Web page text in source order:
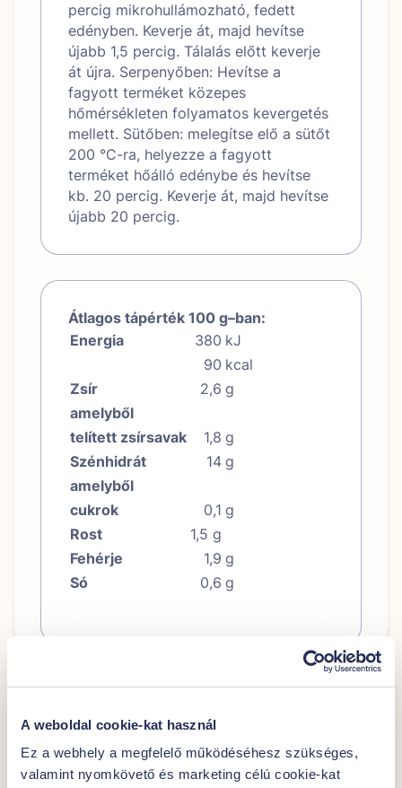
A weboldal cookie-kat használ
Ez a webhely a megfelelő működéséhesz szükséges,
valamint nyomkövető és marketing célú cookie-kat
percig mikrohullámozható, fedett
edényben. Keverje át, majd hevítse
újabb 1,5 percig. Tálalás előtt keverje
át újra. Serpenyőben: Hevítse a
fagyott terméket közepes
hőmérsékleten folyamatos kevergetés
mellett. Sütőben: melegítse elő a sütőt
200 °C-ra, helyezze a fagyott
terméket hőálló edénybe és hevítse
kb. 20 percig. Keverje át, majd hevítse
újabb 20 percig.
Átlagos tápérték 100 g–ban:
Energia
380 kJ
90 kcal
Zsír
2,6 g
amelyből
telített zsírsavak
1,8 g
Szénhidrát
14 g
amelyből
cukrok
0,1 g
Rost
1,5 g
Fehérje
1,9 g
Só
0,6 g